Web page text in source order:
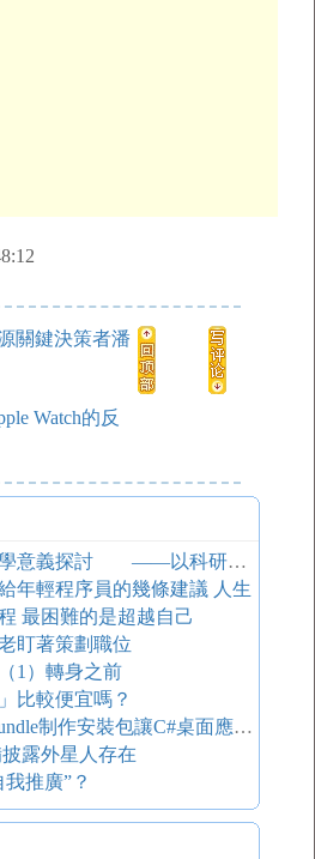
關鍵決策者潘
Watch的反
復雜網絡理論的情報學意義探討 ——以科研合作網絡和引文網絡為例
年輕程序員的幾條建議 人生
最困難的是超越自己
盯著策劃職位
1）轉身之前
比較便宜嗎？
使用Mono Runtime Bundle制作安裝包讓C#桌面應用程序脫離net framework
露外星人存在
推廣”？